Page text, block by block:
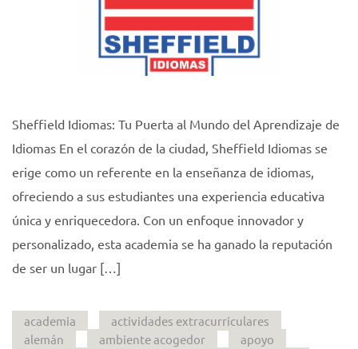
Sheffield Idiomas: Tu Puerta al Mundo del Aprendizaje de
Idiomas En el corazón de la ciudad, Sheffield Idiomas se
erige como un referente en la enseñanza de idiomas,
ofreciendo a sus estudiantes una experiencia educativa
única y enriquecedora. Con un enfoque innovador y
personalizado, esta academia se ha ganado la reputación
de ser un lugar […]
academia
actividades extracurriculares
alemán
ambiente acogedor
apoyo